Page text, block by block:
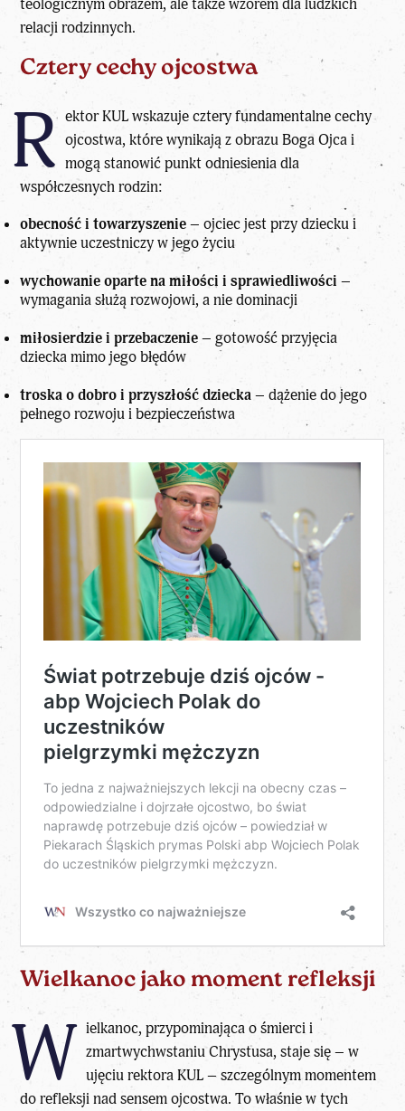
teologicznym obrazem, ale także wzorem dla ludzkich
relacji rodzinnych.
Cztery cechy ojcostwa
R ektor KUL wskazujecztery fundamentalne cechy
ojcostwa, które wynikają z obrazu Boga Ojca i
mogą stanowić punkt odniesienia dla
współczesnych rodzin:
obecność i towarzyszenie– ojciec jest przy dziecku i
aktywnie uczestniczy w jego życiu
wychowanie oparte na miłości i sprawiedliwości –
wymagania służą rozwojowi, a nie dominacji
miłosierdzie i przebaczenie– gotowość przyjęcia
dziecka mimo jego błędów
troska o dobro i przyszłość dziecka– dążenie do jego
pełnego rozwoju i bezpieczeństwa
Wielkanoc jako moment refleksji
W ielkanoc, przypominająca o śmierci i
zmartwychwstaniu Chrystusa, staje się – w
ujęciu rektora KUL – szczególnym momentem
do refleksji nad sensem ojcostwa. To właśnie w tych